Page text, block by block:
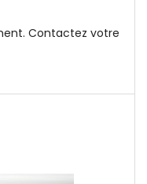
Contactez votre